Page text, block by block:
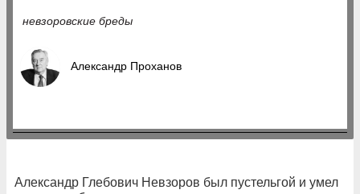
невзоровские бреды
Александр Проханов
Александр Глебович Невзоров был пустельгой и умел